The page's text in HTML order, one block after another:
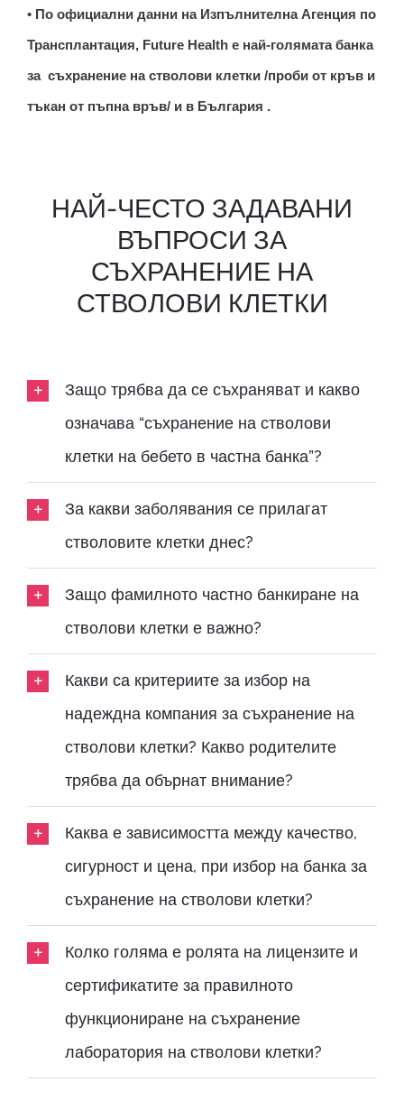
• По официални данни на Изпълнителна Агенция по
Трансплантация, Future Health е най-голямата банка
за съхранение на стволови клетки /проби от кръв и
тъкан от пъпна връв/ и в България .
НАЙ-ЧЕСТО ЗАДАВАНИ
ВЪПРОСИ ЗА
СЪХРАНЕНИЕ НА
СТВОЛОВИ КЛЕТКИ
Защо трябва да се съхраняват и какво
означава “съхранение на стволови
клетки на бебето в частна банка”?
За какви заболявания се прилагат
стволовите клетки днес?
Защо фамилното частно банкиране на
стволови клетки е важно?
Какви са критериите за избор на
надеждна компания за съхранение на
стволови клетки? Какво родителите
трябва да обърнат внимание?
Каква е зависимостта между качество,
сигурност и цена, при избор на банка за
съхранение на стволови клетки?
Колко голяма е ролята на лицензите и
сертификатите за правилното
функциониране на съхранение
лаборатория на стволови клетки?